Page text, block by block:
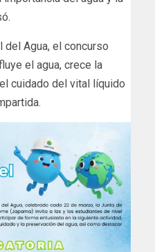
del Agua, el concurso
el agua, crece la
cuidado del vital líquido